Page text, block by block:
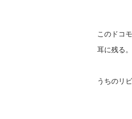
このドコ
耳に残る。
うちのリ